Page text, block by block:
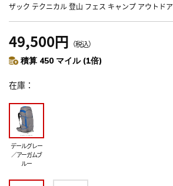
ザック テクニカル 登山 フェス キャンプ アウトドア
49,500円 （税込）
積算 450 マイル (1倍)
在庫
デールグレー
／アーガムブ
ルー